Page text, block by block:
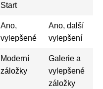
Start
Ano,
vylepšené
Ano, další
vylepšení
Moderní
záložky
Galerie a
vylepšené
záložky